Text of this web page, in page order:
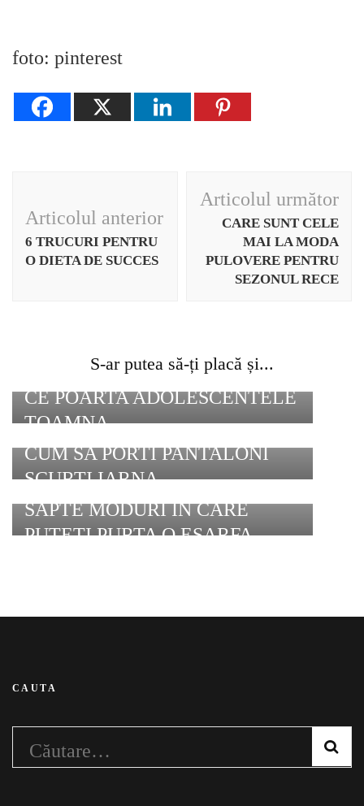
foto: pinterest
în
articole
Articolul anterior
6 TRUCURI PENTRU
O DIETA DE SUCCES
Articolul următor
CARE SUNT CELE
MAI LA MODA
PULOVERE PENTRU
SEZONUL RECE
S-ar putea să-ți placă și...
CE POARTA ADOLESCENTELE
TOAMNA
CUM SA PORTI PANTALONI
SCURTI IARNA
SAPTE MODURI IN CARE
PUTETI PURTA O ESARFA
CAUTA
Caută